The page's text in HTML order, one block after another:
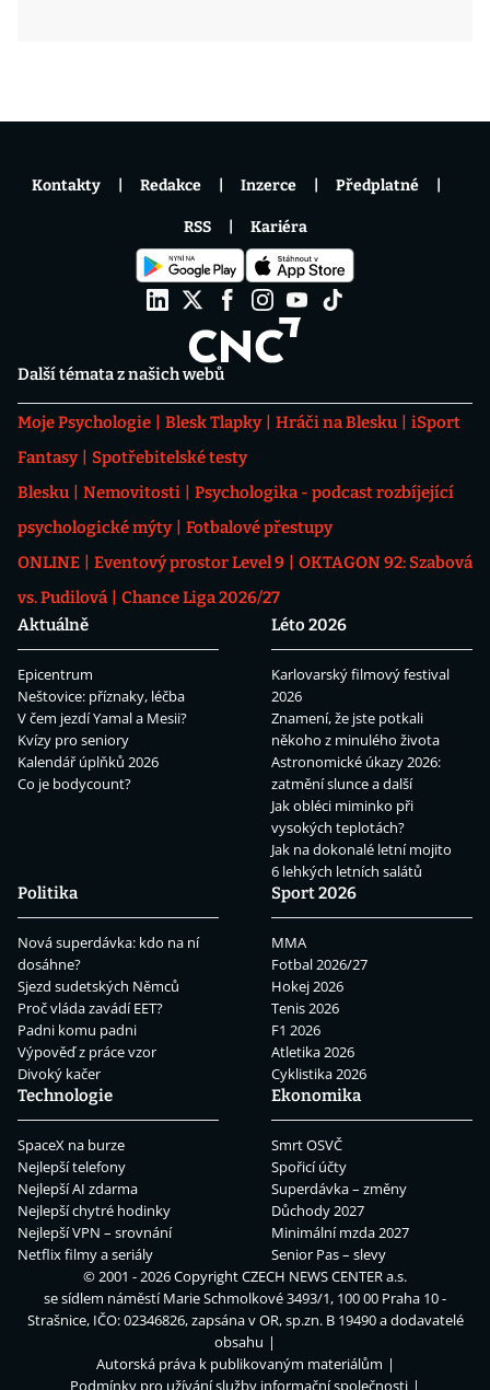
Další témata z našich webů
Moje Psychologie Blesk Tlapky Hráči na Blesku
iSport
Fantasy
Spotřebitelské testy
Blesku
Nemovitosti
Psychologika - podcast rozbíjející
psychologické mýty
Fotbalové přestupy
ONLINE
Eventový prostor Level 9
OKTAGON 92: Szabová
vs. Pudilová
Chance Liga 2026/27
Aktuálně
Epicentrum
Neštovice: příznaky, léčba
V čem jezdí Yamal a Mesii?
Kvízy pro seniory
Kalendář úplňků 2026
Co je bodycount?
Léto 2026
Karlovarský filmový festival
2026
Znamení, že jste potkali
někoho z minulého života
Astronomické úkazy 2026:
zatmění slunce a další
Jak obléci miminko při
vysokých teplotách?
Jak na dokonalé letní mojito
6 lehkých letních salátů
Politika
Nová superdávka: kdo na ní
dosáhne?
Sjezd sudetských Němců
Proč vláda zavádí EET?
Padni komu padni
Výpověď z práce vzor
Divoký kačer
Sport 2026
MMA
Fotbal 2026/27
Hokej 2026
Tenis 2026
F1 2026
Atletika 2026
Cyklistika 2026
Technologie
SpaceX na burze
Nejlepší telefony
Nejlepší AI zdarma
Nejlepší chytré hodinky
Nejlepší VPN – srovnání
Netflix filmy a seriály
Ekonomika
Smrt OSVČ
Spořicí účty
Superdávka – změny
Důchody 2027
Minimální mzda 2027
Senior Pas – slevy
Kontakty Redakce Inzerce Předplatné
RSS Kariéra
© 2001 - 2026 CopyrightCZECH NEWS CENTER a.s.
se sídlem náměstí Marie Schmolkové 3493/1, 100 00 Praha 10 -
Strašnice, IČO: 02346826, zapsána v OR, sp.zn. B 19490 a dodavatelé
obsahu
Autorská práva k publikovaným materiálům
Podmínky pro užívání služby informační společnosti